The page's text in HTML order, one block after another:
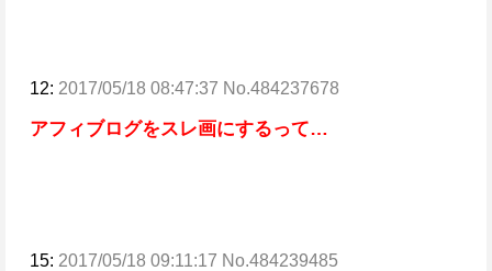
12: 2017/05/18 08:47:37 No.484237678
アフィブログをスレ画にするって…
15: 2017/05/18 09:11:17 No.484239485